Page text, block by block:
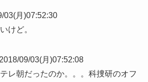
03(月)07:52:30
けど。
2018/09/03(月)07:52:08
レ朝だったのか。。。科捜研のオフ